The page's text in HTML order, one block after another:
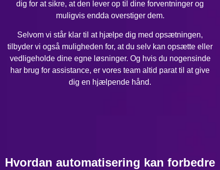
dig for at sikre, at den lever op til dine forventninger og
muligvis endda overstiger dem.
Selvom vi står klar til at hjælpe dig med opsætningen,
tilbyder vi også muligheden for, at du selv kan opsætte eller
vedligeholde dine egne løsninger. Og hvis du nogensinde
har brug for assistance, er vores team altid parat til at give
dig en hjælpende hånd.
Hvordan automatisering kan forbedre